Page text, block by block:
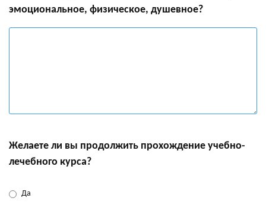
эмоциональное, физическое, душевное?
Желаете ли вы продолжить прохождение учебно-
лечебного курса?
Да